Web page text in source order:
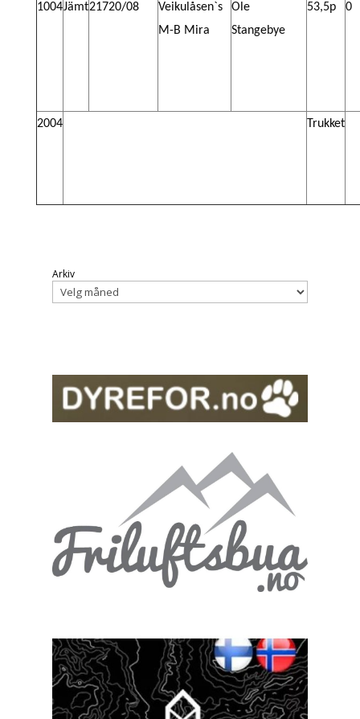
1004Jämt21720/08
Veikulåsen`s
M-B Mira
Ole
Stangebye
53,5p 0
2004 Trukket
Arkiv